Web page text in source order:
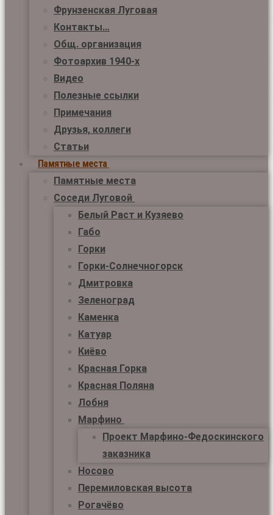
Фрунзенская Луговая
Контакты…
Общ. организация
Фотоархив 1940-х
Видео
Полезные ссылки
Примечания
Друзья, коллеги
Статьи
Памятные места
Памятные места
Соседи Луговой
Белый Раст и Кузяево
Габо
Горки
Горки-Солнечногорск
Дмитровка
Зеленоград
Каменка
Катуар
Киёво
Красная Горка
Красная Поляна
Лобня
Марфино
Проект Марфино-Федоскинского
заказника
Носово
Перемиловская высота
Рогачёво